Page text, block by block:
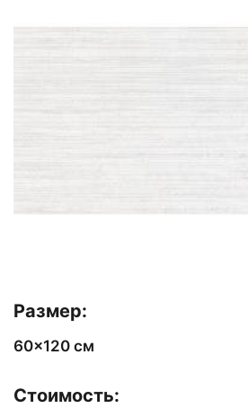
Размер:
60x120 см
Стоимость: